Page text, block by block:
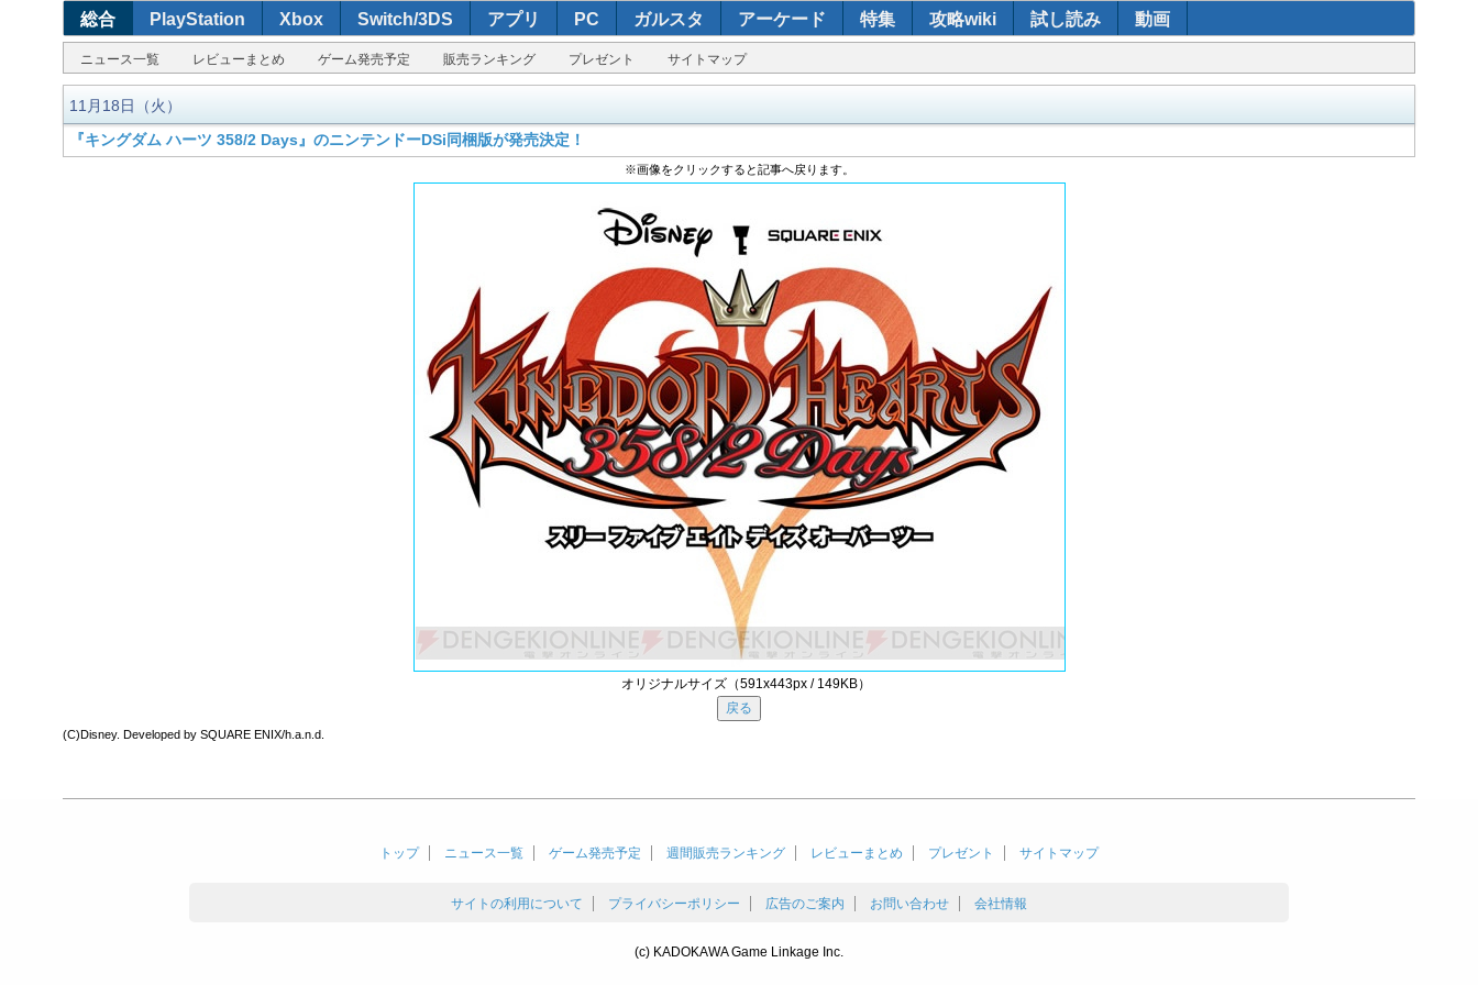
総合 PlayStation Xbox Switch/3DS アプリ PC ガルスタ アーケード 特集 攻略wiki 試し読み 動画
ニュース一覧 レビューまとめ ゲーム発売予定 販売ランキング プレゼント サイトマップ
11月18日（火）
『キングダム ハーツ 358/2 Days』のニンテンドーDSi同梱版が発売決定！
※画像をクリックすると記事へ戻ります。
オリジナルサイズ（591x443px / 149KB）
(C)Disney. Developed by SQUARE ENIX/h.a.n.d.
トップ ニュース一覧 ゲーム発売予定 週間販売ランキング レビューまとめ プレゼント サイトマップ
サイトの利用について プライバシーポリシー 広告のご案内 お問い合わせ 会社情報
(c) KADOKAWA Game Linkage Inc.